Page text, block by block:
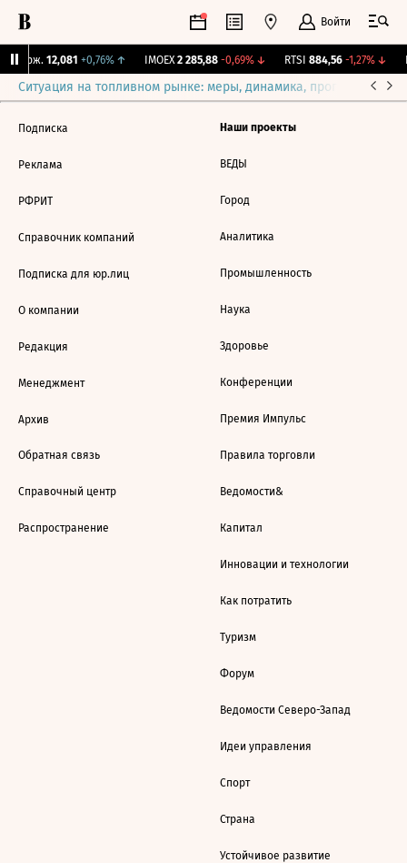
Войти
Бирж. 12,081 +0,76%↑ IMOEX 2 285,88 -0,69%↓ RTSI 884,56 -1,27%↓
Ситуация на топливном рынке: меры, динамика, прогнозы
Подписка
Реклама
РФРИТ
Справочник компаний
Подписка для юр.лиц
О компании
Редакция
Менеджмент
Архив
Обратная связь
Справочный центр
Распространение
Наши проекты
ВЕДЫ
Город
Аналитика
Промышленность
Наука
Здоровье
Конференции
Премия Импульс
Правила торговли
Ведомости&
Капитал
Инновации и технологии
Как потратить
Туризм
Форум
Ведомости Северо-Запад
Идеи управления
Спорт
Страна
Устойчивое развитие